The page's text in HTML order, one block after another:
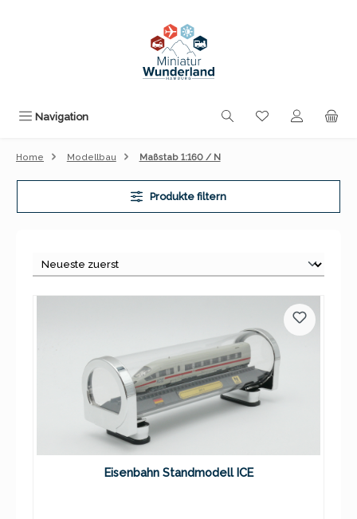
Navigation Du hast 0
Home Modellbau Maßstab 1:160 / N
Produkte filtern
Eisenbahn Standmodell ICE